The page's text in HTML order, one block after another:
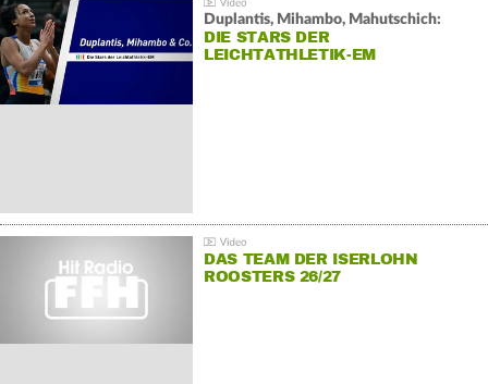
Duplantis, Mihambo, Mahutschich:
DIE STARS DER
LEICHTATHLETIK-EM
DAS TEAM DER ISERLOHN
ROOSTERS 26/27